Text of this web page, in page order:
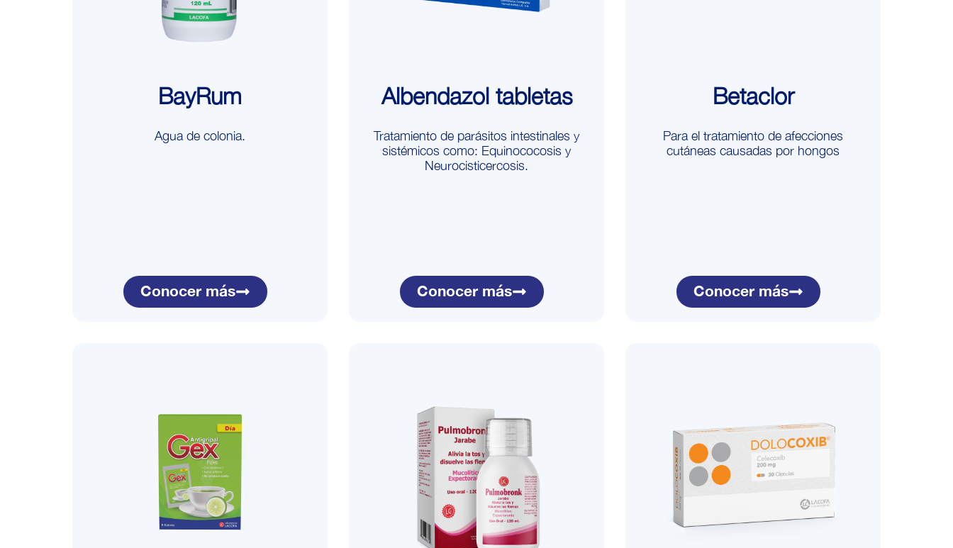
BayRum
Agua de colonia.
Conocer más
Albendazol tabletas
Tratamiento de parásitos intestinales y
sistémicos como: Equinococosis y
Neurocisticercosis.
Conocer más
Betaclor
Para el tratamiento de afecciones
cutáneas causadas por hongos
Conocer más